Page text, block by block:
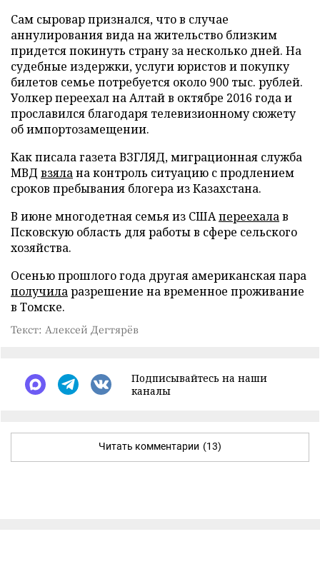
Сам сыровар признался, что в случае
аннулирования вида на жительство близким
придется покинуть страну за несколько дней. На
судебные издержки, услуги юристов и покупку
билетов семье потребуется около 900 тыс. рублей.
Уолкер переехал на Алтай в октябре 2016 года и
прославился благодаря телевизионному сюжету
об импортозамещении.
Как писала газета ВЗГЛЯД, миграционная служба
МВД взялана контроль ситуацию с продлением
сроков пребывания блогера из Казахстана.
В июне многодетная семья из СШАпереехалав
Псковскую область для работы в сфере сельского
хозяйства.
Осенью прошлого года другая американская пара
получиларазрешение на временное проживание
в Томске.
Текст: Алексей Дегтярёв
Подписывайтесь на наши
каналы
Читать комментарии (13)